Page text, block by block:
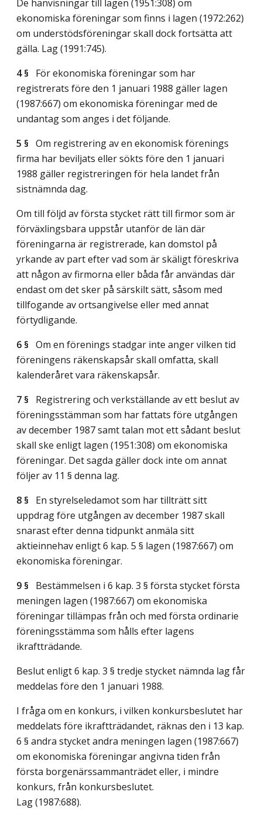
De hänvisningar till lagen (1951:308) om
ekonomiska föreningar som finns i lagen (1972:262)
om understödsföreningar skall dock fortsätta att
gälla. Lag (1991:745).
4 § För ekonomiska föreningar som har
registrerats före den 1 januari 1988 gäller lagen
(1987:667) om ekonomiska föreningar med de
undantag som anges i det följande.
5 § Om registrering av en ekonomisk förenings
firma har beviljats eller sökts före den 1 januari
1988 gäller registreringen för hela landet från
sistnämnda dag.
Om till följd av första stycket rätt till firmor som är
förväxlingsbara uppstår utanför de län där
föreningarna är registrerade, kan domstol på
yrkande av part efter vad som är skäligt föreskriva
att någon av firmorna eller båda får användas där
endast om det sker på särskilt sätt, såsom med
tillfogande av ortsangivelse eller med annat
förtydligande.
6 § Om en förenings stadgar inte anger vilken tid
föreningens räkenskapsår skall omfatta, skall
kalenderåret vara räkenskapsår.
7 § Registrering och verkställande av ett beslut av
föreningsstämman som har fattats före utgången
av december 1987 samt talan mot ett sådant beslut
skall ske enligt lagen (1951:308) om ekonomiska
föreningar. Det sagda gäller dock inte om annat
följer av 11 § denna lag.
8 § En styrelseledamot som har tillträtt sitt
uppdrag före utgången av december 1987 skall
snarast efter denna tidpunkt anmäla sitt
aktieinnehav enligt 6 kap. 5 § lagen (1987:667) om
ekonomiska föreningar.
9 § Bestämmelsen i 6 kap. 3 § första stycket första
meningen lagen (1987:667) om ekonomiska
föreningar tillämpas från och med första ordinarie
föreningsstämma som hålls efter lagens
ikraftträdande.
Beslut enligt 6 kap. 3 § tredje stycket nämnda lag får
meddelas före den 1 januari 1988.
I fråga om en konkurs, i vilken konkursbeslutet har
meddelats före ikraftträdandet, räknas den i 13 kap.
6 § andra stycket andra meningen lagen (1987:667)
om ekonomiska föreningar angivna tiden från
första borgenärssammanträdet eller, i mindre
konkurs, från konkursbeslutet.
Lag (1987:688).